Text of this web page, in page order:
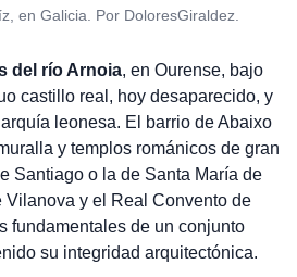
en Galicia. Por DoloresGiraldez.
del río Arnoia, en Ourense, bajo
castillo real, hoy desaparecido, y
leonesa. El barrio de Abaixo
y templos románicos de gran
Santiago o la de Santa María de
y el Real Convento de
fundamentales de un conjunto
su integridad arquitectónica.